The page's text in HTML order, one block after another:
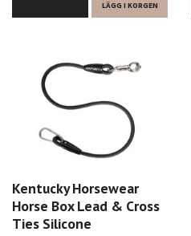
LÄGG I KORGEN
Kentucky Horsewear
Horse Box Lead & Cross
Ties Silicone